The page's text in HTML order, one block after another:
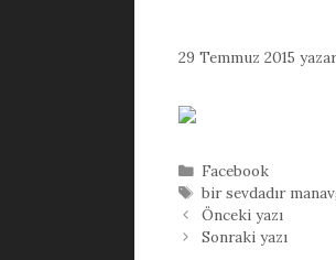
29 Temmuz 2015
Kategoriler
Facebook
Etiketler
bir sevdadır
Önceki yazı
Sonraki yazı